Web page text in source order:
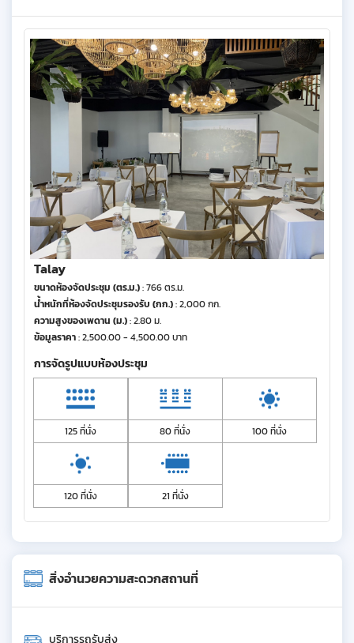
Talay
ขนาดห้องจัดประชุม (ตร.ม.): 766 ตร.ม.
น้ำหนักที่ห้องจัดประชุมรองรับ (กก.): 2,000 กก.
ความสูงของเพดาน (ม.): 2.80 ม.
ข้อมูลราคา: 2,500.00 - 4,500.00 บาท
การจัดรูปแบบห้องประชุม
125 ที่นั่ง 80 ที่นั่ง 100 ที่นั่ง
120 ที่นั่ง 21 ที่นั่ง
สิ่งอำนวยความสะดวกสถานที่
บริการรถรับส่ง